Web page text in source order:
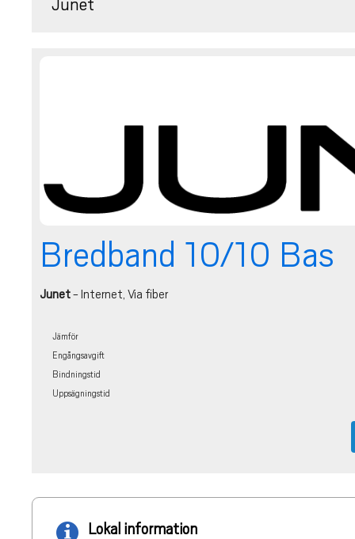
Junet
Bredband 10/10 Bas
Junet- Internet, Via fiber
Jämför
Engångsavgift
Bindningstid
Uppsägningstid
Lokal information